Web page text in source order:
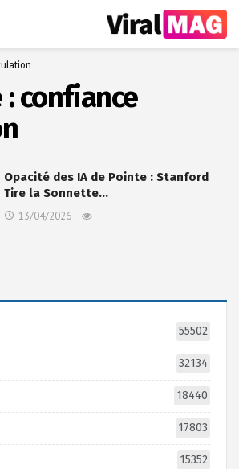
:confiance
Opacité des IA de Pointe : Stanford
Tire la Sonnette…
13/04/2026
55502
32134
18440
17803
15352